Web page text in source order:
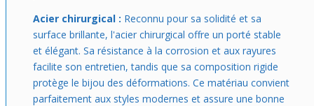
Acier chirurgical : Reconnu pour sa solidité et sa
surface brillante, l'acier chirurgical offre un porté stable
et élégant. Sa résistance à la corrosion et aux rayures
facilite son entretien, tandis que sa composition rigide
protège le bijou des déformations. Ce matériau convient
parfaitement aux styles modernes et assure une bonne